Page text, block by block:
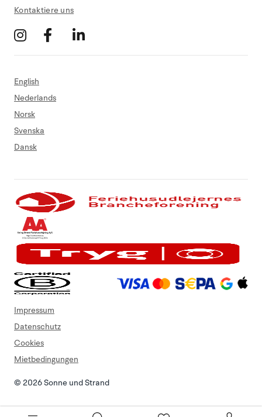
Kontaktiere uns
English
Nederlands
Norsk
Svenska
Dansk
© 2026 Sonne und Strand
Impressum
Datenschutz
Cookies
Mietbedingungen